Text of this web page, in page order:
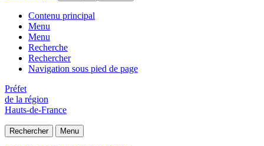
Contenu principal
Menu
Menu
Recherche
Rechercher
Navigation sous pied de page
Préfet
de la région
Hauts-de-France
Rechercher Menu